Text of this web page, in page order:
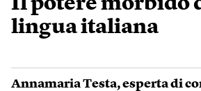
Il potere morbido
lingua italiana
Annamaria Testa, esperta di